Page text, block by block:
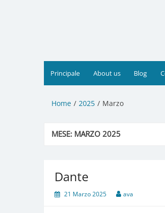
Principale About us Blog
Home 2025 Marzo
MESE: MARZO 2025
Dante
21 Marzo 2025 ava